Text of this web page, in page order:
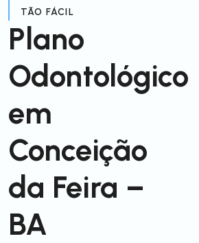
TÃO FÁCIL
Plano
Odontológico
em
Conceição
da Feira –
BA